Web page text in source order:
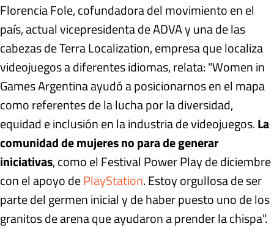
Florencia Fole, cofundadora del movimiento en el
país, actual vicepresidenta de ADVA y una de las
cabezas de Terra Localization, empresa que localiza
videojuegos a diferentes idiomas, relata: "Women in
Games Argentina ayudó a posicionarnos en el mapa
como referentes de la lucha por la diversidad,
equidad e inclusión en la industria de videojuegos.La
comunidad de mujeres no para de generar
iniciativas, como el Festival Power Play de diciembre
con el apoyo dePlayStation. Estoy orgullosa de ser
parte del germen inicial y de haber puesto uno de los
granitos de arena que ayudaron a prender la chispa".